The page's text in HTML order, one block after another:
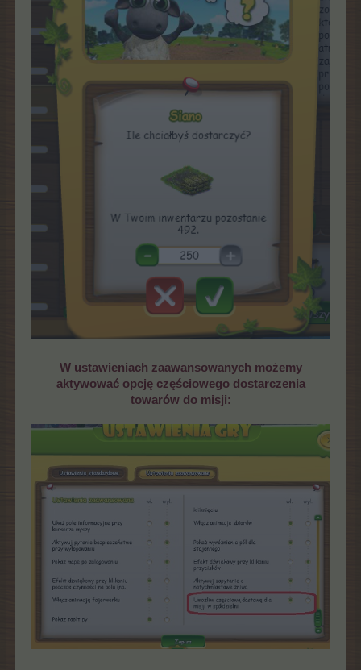
W ustawieniach zaawansowanych możemy
aktywować opcję częściowego dostarczenia
towarów do misji: